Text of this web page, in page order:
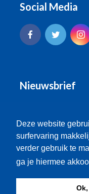
Deze website
surfervaring
verder gebruik te
ga je hiermee
Social Media
Nieuwsbrief